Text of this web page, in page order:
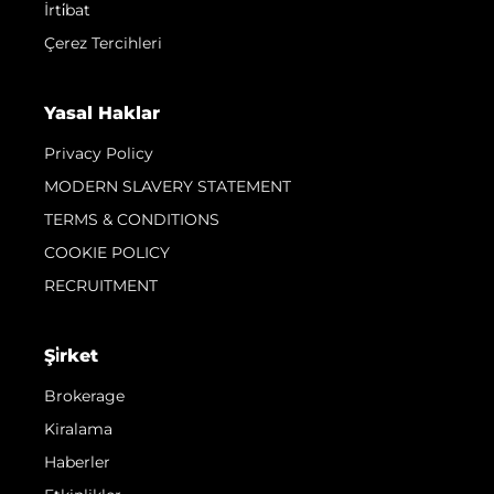
İrti̇bat
Çerez Tercihleri
Yasal Haklar
Privacy Policy
MODERN SLAVERY STATEMENT
TERMS & CONDITIONS
COOKIE POLICY
RECRUITMENT
Şi̇rket
Brokerage
Kiralama
Haberler